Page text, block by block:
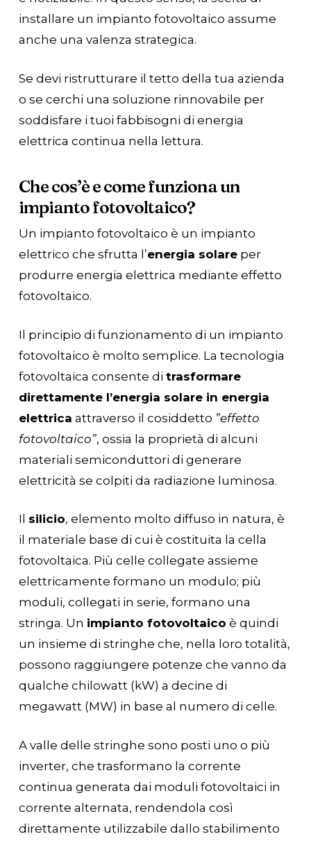
installare un impianto fotovoltaico assume
anche una valenza strategica.
Se devi ristrutturare il tetto della tua azienda
o se cerchi una soluzione rinnovabile per
soddisfare i tuoi fabbisogni di energia
elettrica continua nella lettura.
Che cos’è e come funziona un
impianto fotovoltaico?
Un impianto fotovoltaico è un impianto
elettrico che sfrutta l’energia solareper
produrre energia elettrica mediante effetto
fotovoltaico.
Il principio di funzionamento di un impianto
fotovoltaico è molto semplice. La tecnologia
fotovoltaica consente di trasformare
direttamente l’energia solare in energia
elettrica attraverso il cosiddetto ”effetto
fotovoltaico”, ossia la proprietà di alcuni
materiali semiconduttori di generare
elettricità se colpiti da radiazione luminosa.
Il silicio, elemento molto diffuso in natura, è
il materiale base di cui è costituita la cella
fotovoltaica. Più celle collegate assieme
elettricamente formano un modulo; più
moduli, collegati in serie, formano una
stringa. Un impianto fotovoltaico è quindi
un insieme di stringhe che, nella loro totalità,
possono raggiungere potenze che vanno da
qualche chilowatt (kW) a decine di
megawatt (MW) in base al numero di celle.
A valle delle stringhe sono posti uno o più
inverter, che trasformano la corrente
continua generata dai moduli fotovoltaici in
corrente alternata, rendendola così
direttamente utilizzabile dallo stabilimento